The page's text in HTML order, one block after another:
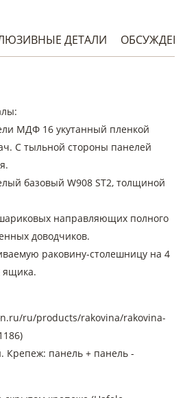
ДЕТАЛИ
МДФ 16 укутанный пленкой
С тыльной стороны панелей
базовый W908 ST2, толщиной
направляющих полного
доводчиков.
раковину-столешницу на 4
ящика.
ru/products/rakovina/rakovina-
Крепеж: панель + панель -